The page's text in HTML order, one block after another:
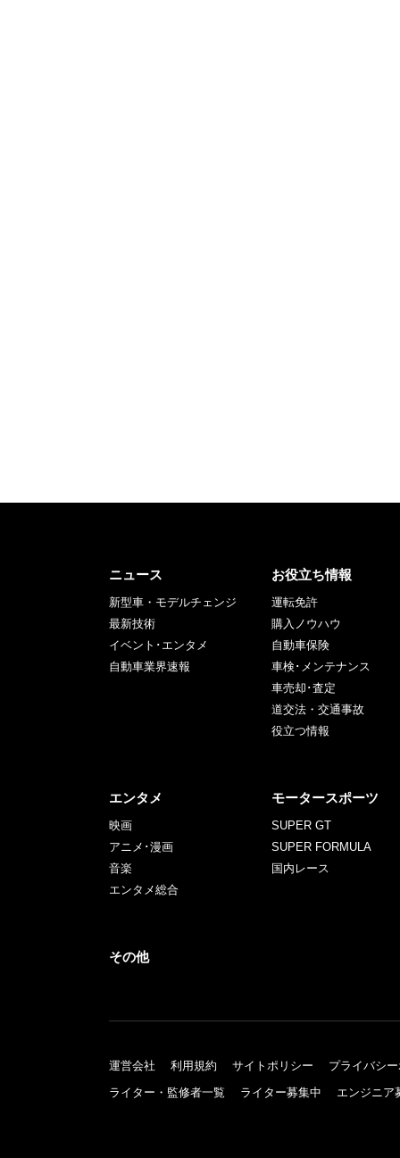
ニュース
新型車・モデルチェンジ
最新技術
イベント･エンタメ
自動車業界速報
お役立ち情報
運転免許
購入ノウハウ
自動車保険
車検･メンテナンス
車売却･査定
道交法・交通事故
役立つ情報
エンタメ
映画
アニメ･漫画
音楽
エンタメ総合
モータースポーツ
SUPER GT
SUPER FORMULA
国内レース
その他
運営会社 利用規約 サイトポリシー
プライバシ
ライター・監修者一覧
ライター募集中 エンジニア